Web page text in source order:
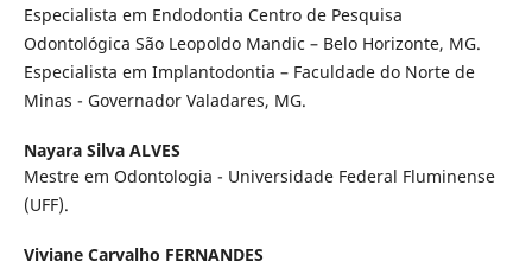
Especialista em Endodontia Centro de Pesquisa
Odontológica São Leopoldo Mandic – Belo Horizonte, MG.
Especialista em Implantodontia – Faculdade do Norte de
Minas - Governador Valadares, MG.
Nayara Silva ALVES
Mestre em Odontologia - Universidade Federal Fluminense
(UFF).
Viviane Carvalho FERNANDES